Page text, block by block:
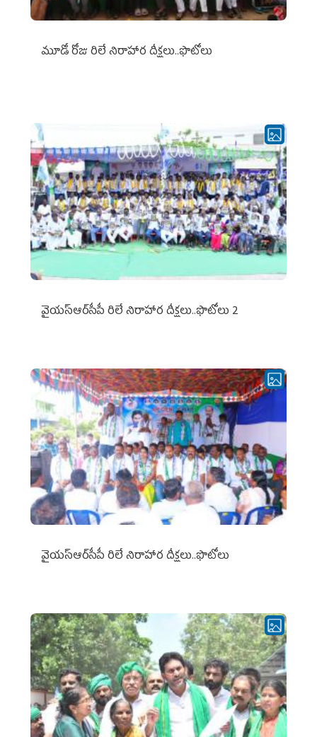
మూడో రోజు రిలే నిరాహార దీక్షలు..ఫొటోలు
వైయ‌స్ఆర్‌సీపీ రిలే నిరాహార దీక్షలు..ఫొటోలు 2
వైయ‌స్ఆర్‌సీపీ రిలే నిరాహార దీక్షలు..ఫొటోలు